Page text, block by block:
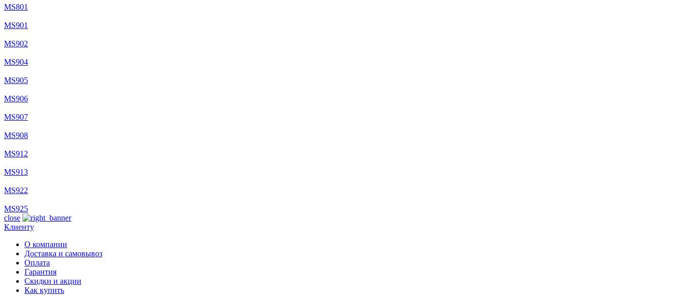
MS801
MS901
MS902
MS904
MS905
MS906
MS907
MS908
MS912
MS913
MS922
MS925
close
Клиенту
О компании
Доставка и самовывоз
Оплата
Гарантия
Скидки и акции
Как купить